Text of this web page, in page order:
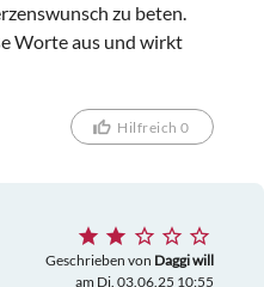
zu beten.
Worte aus und wirkt
Hilfreich 0
Geschrieben von Daggi will
am Di. 03.06.25 10:55